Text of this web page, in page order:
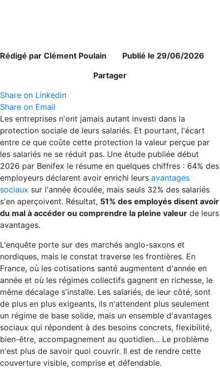
Rédigé par Clément Poulain Publié le 29/06/2026
Partager
Share on Linkedin
Share on Email
Les entreprises n'ont jamais autant investi dans la
protection sociale de leurs salariés. Et pourtant, l'écart
entre ce que coûte cette protection la valeur perçue par
les salariés ne se réduit pas. Une étude publiée début
2026 par Benifex le résume en quelques chiffres : 64% des
employeurs déclarent avoir enrichi leurs avantages
sociaux sur l'année écoulée, mais seuls 32% des salariés
s'en aperçoivent. Résultat, 51% des employés disent avoir
du mal à accéder ou comprendre la pleine valeur de leurs
avantages.
L'enquête porte sur des marchés anglo-saxons et
nordiques, mais le constat traverse les frontières. En
France, où les cotisations santé augmentent d'année en
année et où les régimes collectifs gagnent en richesse, le
même décalage s'installe. Les salariés, de leur côté, sont
de plus en plus exigeants, ils n'attendent plus seulement
un régime de base solide, mais un ensemble d'avantages
sociaux qui répondent à des besoins concrets, flexibilité,
bien-être, accompagnement au quotidien... Le problème
n'est plus de savoir quoi couvrir. Il est de rendre cette
couverture visible, comprise et défendable.